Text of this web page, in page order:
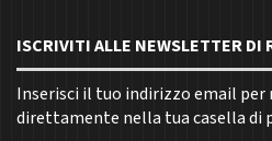
ISCRIVITI ALLE NEWSLETTER DI
Inserisci il tuo indirizzo email per
direttamente nella tua casella di